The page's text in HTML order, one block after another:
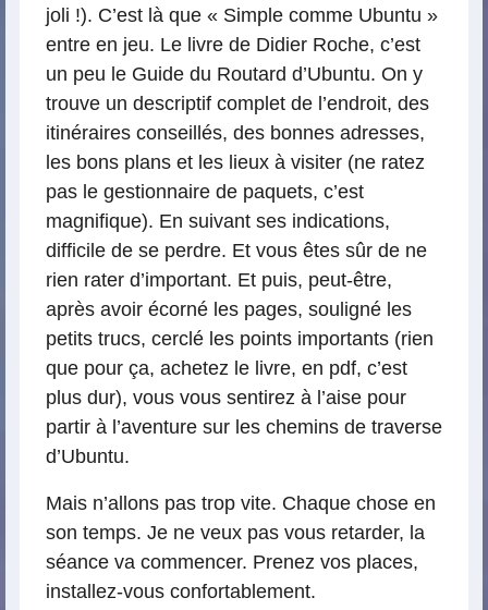
joli !). C’est là que « Simple comme Ubuntu »
entre en jeu. Le livre de Didier Roche, c’est
un peu le Guide du Routard d’Ubuntu. On y
trouve un descriptif complet de l’endroit, des
itinéraires conseillés, des bonnes adresses,
les bons plans et les lieux à visiter (ne ratez
pas le gestionnaire de paquets, c’est
magnifique). En suivant ses indications,
difficile de se perdre. Et vous êtes sûr de ne
rien rater d’important. Et puis, peut-être,
après avoir écorné les pages, souligné les
petits trucs, cerclé les points importants (rien
que pour ça, achetez le livre, en pdf, c’est
plus dur), vous vous sentirez à l’aise pour
partir à l’aventure sur les chemins de traverse
d’Ubuntu.
Mais n’allons pas trop vite. Chaque chose en
son temps. Je ne veux pas vous retarder, la
séance va commencer. Prenez vos places,
installez-vous confortablement.